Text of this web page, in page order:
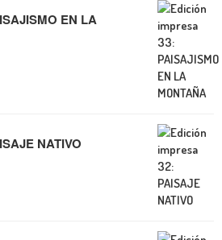
EN LA
NATIVO